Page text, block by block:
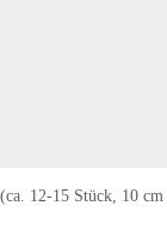
12-15 Stück, 10 cm